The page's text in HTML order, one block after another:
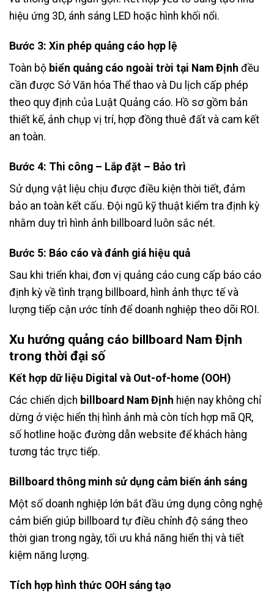
hiệu ứng 3D, ánh sáng LED hoặc hình khối nổi.
Bước 3: Xin phép quảng cáo hợp lệ
Toàn bộ biển quảng cáo ngoài trời tại Nam Định đều
cần được Sở Văn hóa Thể thao và Du lịch cấp phép
theo quy định của Luật Quảng cáo. Hồ sơ gồm bản
thiết kế, ảnh chụp vị trí, hợp đồng thuê đất và cam kết
an toàn.
Bước 4: Thi công – Lắp đặt – Bảo trì
Sử dụng vật liệu chịu được điều kiện thời tiết, đảm
bảo an toàn kết cấu. Đội ngũ kỹ thuật kiểm tra định kỳ
nhằm duy trì hình ảnh billboard luôn sắc nét.
Bước 5: Báo cáo và đánh giá hiệu quả
Sau khi triển khai, đơn vị quảng cáo cung cấp báo cáo
định kỳ về tình trạng billboard, hình ảnh thực tế và
lượng tiếp cận ước tính để doanh nghiệp theo dõi ROI.
Xu hướng quảng cáo billboard Nam Định
trong thời đại số
Kết hợp dữ liệu Digital và Out-of-home (OOH)
Các chiến dịch billboard Nam Định hiện nay không chỉ
dừng ở việc hiển thị hình ảnh mà còn tích hợp mã QR,
số hotline hoặc đường dẫn website để khách hàng
tương tác trực tiếp.
Billboard thông minh sử dụng cảm biến ánh sáng
Một số doanh nghiệp lớn bắt đầu ứng dụng công nghệ
cảm biến giúp billboard tự điều chỉnh độ sáng theo
thời gian trong ngày, tối ưu khả năng hiển thị và tiết
kiệm năng lượng.
Tích hợp hình thức OOH sáng tạo